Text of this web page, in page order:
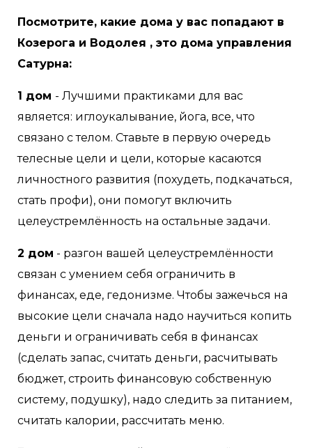
Посмотрите, какие дома у вас попадают в
Козерога и Водолея , это дома управления
Сатурна:
1 дом - Лучшими практиками для вас
является: иглоукалывание, йога, все, что
связано с телом. Ставьте в первую очередь
телесные цели и цели, которые касаются
личностного развития (похудеть, подкачаться,
стать профи), они помогут включить
целеустремлённость на остальные задачи.
2 дом - разгон вашей целеустремлённости
связан с умением себя ограничить в
финансах, еде, гедонизме. Чтобы зажечься на
высокие цели сначала надо научиться копить
деньги и ограничивать себя в финансах
(сделать запас, считать деньги, расчитывать
бюджет, строить финансовую собственную
систему, подушку), надо следить за питанием,
считать калории, рассчитать меню.